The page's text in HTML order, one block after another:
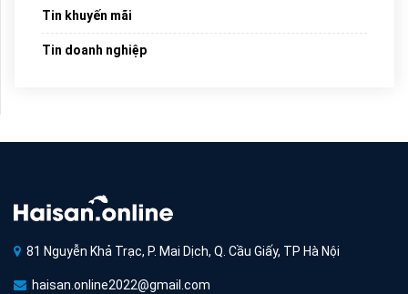
Tin khuyến mãi
Tin doanh nghiệp
81 Nguyễn Khả Trạc, P. Mai Dịch, Q. Cầu Giấy, TP Hà Nội
haisan.online2022@gmail.com